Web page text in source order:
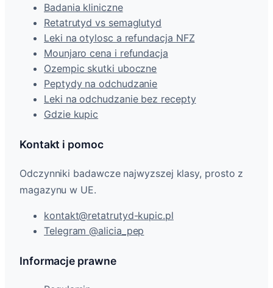
Badania kliniczne
Retatrutyd vs semaglutyd
Leki na otylosc a refundacja NFZ
Mounjaro cena i refundacja
Ozempic skutki uboczne
Peptydy na odchudzanie
Leki na odchudzanie bez recepty
Gdzie kupic
Kontakt i pomoc
Odczynniki badawcze najwyzszej klasy, prosto z
magazynu w UE.
kontakt@retatrutyd-kupic.pl
Telegram @alicia_pep
Informacje prawne